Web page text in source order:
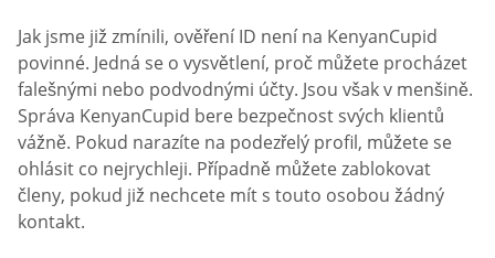
Jak jsme již zmínili, ověření ID není na KenyanCupid
povinné. Jedná se o vysvětlení, proč můžete procházet
falešnými nebo podvodnými účty. Jsou však v menšině.
Správa KenyanCupid bere bezpečnost svých klientů
vážně. Pokud narazíte na podezřelý profil, můžete se
ohlásit co nejrychleji. Případně můžete zablokovat
členy, pokud již nechcete mít s touto osobou žádný
kontakt.